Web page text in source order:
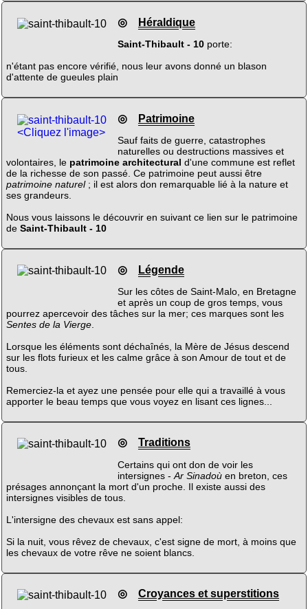
◎ Héraldique
Saint-Thibault - 10porte:
n'étant pas encore vérifié, nous leur avons donné un blason
d'attente de gueules plain
<Cliquez l'image>
◎ Patrimoine
Sauf faits de guerre, catastrophes
naturelles ou destructions massives et
volontaires, le patrimoine architectural d'une commune est reflet
de la richesse de son passé. Ce patrimoine peut aussi être
patrimoine naturel; il est alors don remarquable lié à la nature et
ses grandeurs.
Nous vous laissons le découvrir en suivant ce lien sur le patrimoine
de Saint-Thibault - 10
◎ Légende
Sur les côtes de Saint-Malo, en Bretagne
et après un coup de gros temps, vous
pourrez apercevoir des tâches sur la mer; ces marques sont les
Sentes de la Vierge.
Lorsque les éléments sont déchaînés, la Mère de Jésus descend
sur les flots furieux et les calme grâce à son Amour de tout et de
tous.
Remerciez-la et ayez une pensée pour elle qui a travaillé à vous
apporter le beau temps que vous voyez en lisant ces lignes...
◎ Traditions
Certains qui ont don de voir les
intersignes - Ar Sinadoùen breton, ces
présages annonçant la mort d'un proche. Il existe aussi des
intersignes visibles de tous.
L'intersigne des chevaux est sans appel:
Si la nuit, vous rêvez de chevaux, c'est signe de mort, à moins que
les chevaux de votre rêve ne soient blancs.
◎ Croyances et superstitions